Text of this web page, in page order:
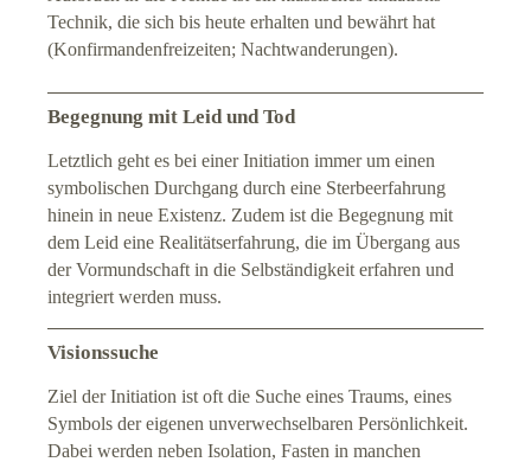
Technik, die sich bis heute erhalten und bewährt hat
(Konfirmandenfreizeiten; Nachtwanderungen).
Begegnung mit Leid und Tod
Letztlich geht es bei einer Initiation immer um einen
symbolischen Durchgang durch eine Sterbeerfahrung
hinein in neue Existenz. Zudem ist die Begegnung mit
dem Leid eine Realitätserfahrung, die im Übergang aus
der Vormundschaft in die Selbständigkeit erfahren und
integriert werden muss.
Visionssuche
Ziel der Initiation ist oft die Suche eines Traums, eines
Symbols der eigenen unverwechselbaren Persönlichkeit.
Dabei werden neben Isolation, Fasten in manchen